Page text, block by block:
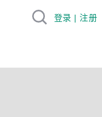
登录 | 注册